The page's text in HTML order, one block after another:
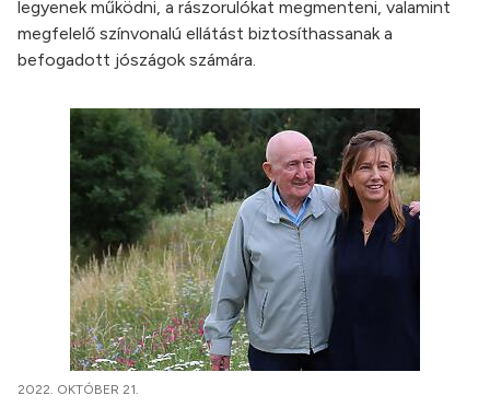
legyenek működni, a rászorulókat megmenteni, valamint
megfelelő színvonalú ellátást biztosíthassanak a
befogadott jószágok számára.
2022. OKTÓBER 21.